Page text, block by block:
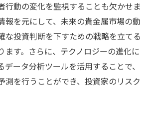
場における地域的な強み
因を活用した市場予測のポイント
展が貴金属に及ぼす影響を考察
成長と貴金属の需要増加
の変化と貴金属市場の相関
進出が市場に与える影響
行動の変化を監視することも欠かせま
報を元にして、未来の貴金属市場の動
な投資判断を下すための戦略を立てる
ます。さらに、テクノロジーの進化に
データ分析ツールを活用することで、
測を行うことができ、投資家のリスク